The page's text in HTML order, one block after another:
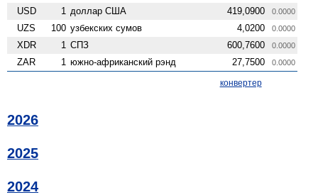
USD 1 доллар США 419,0900 0.0000
UZS 100 узбекских сумов 4,0200 0.0000
XDR 1 СПЗ 600,7600 0.0000
ZAR 1 южно-африканский рэнд 27,7500 0.0000
конвертер
2026
2025
2024